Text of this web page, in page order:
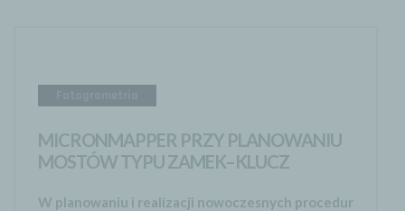
MICRONMAPPER PRZY PLANOWANIU
MOSTÓW TYPU ZAMEK–KLUCZ
W planowaniu i realizacji nowoczesnych procedur